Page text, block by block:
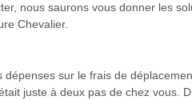
nous saurons vous donner les
Chevalier.
sur le frais de
juste à deux pas de chez vous.